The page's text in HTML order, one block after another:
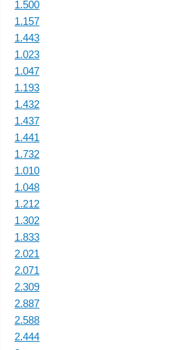
1.500
1.157
1.443
1.023
1.047
1.193
1.432
1.437
1.441
1.732
1.010
1.048
1.212
1.302
1.833
2.021
2.071
2.309
2.887
2.588
2.444